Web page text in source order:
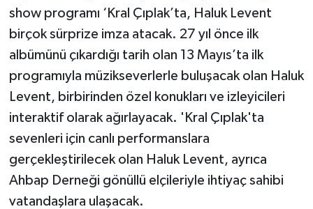
show programı ‘Kral Çıplak’ta, Haluk Levent
birçok sürprize imza atacak. 27 yıl önce ilk
albümünü çıkardığı tarih olan 13 Mayıs’ta ilk
programıyla müzikseverlerle buluşacak olan Haluk
Levent, birbirinden özel konukları ve izleyicileri
interaktif olarak ağırlayacak. 'Kral Çıplak'ta
sevenleri için canlı performanslara
gerçekleştirilecek olan Haluk Levent, ayrıca
Ahbap Derneği gönüllü elçileriyle ihtiyaç sahibi
vatandaşlara ulaşacak.